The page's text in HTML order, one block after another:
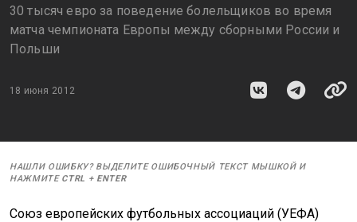
30 тысяч евро за поведение болельщиков во время
матча чемпионата Европы между сборными России и
Польши
18 июня 2012
НАШЛИ ОШИБКУ? ВЫДЕЛИТЕ ОШИБОЧНЫЙ ТЕКСТ МЫШКОЙ И
НАЖМИТЕ CTRL + ENTER
Союз европейских футбольных ассоциаций (УЕФА)